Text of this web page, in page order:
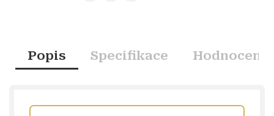
Popis Specifikace Hodnocení